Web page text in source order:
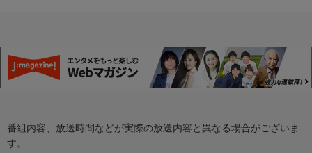
番組内容、放送時間などが実際の放送内容と異なる場合がございま
す。